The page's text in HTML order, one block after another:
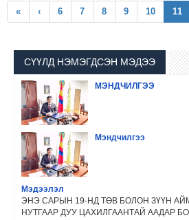
« ‹ 6 7 8 9 10 11
СҮҮЛД НЭМЭГДСЭН МЭДЭЭ
МЭНДЧИЛГЭЭ
Мэндчилгээ
Мэдээлэл
ЭНЭ САРЫН 19-НД ТӨВ БОЛОН ЗҮҮН
НУТГААР ДУУ ЦАХИЛГААНТАЙ ААДАР БО